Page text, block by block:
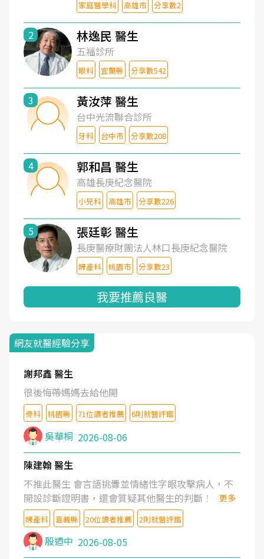
家庭醫學科 高雄市 分享數2
2 林逸民 醫生
五福診所
眼科 宜蘭縣 分享數542
3 黃汝萍 醫生
台中光流聯合診所
牙科 台中市 分享數208
4 郭和昌 醫生
高雄長庚紀念醫院
小兒科 高雄市 分享數226
5 張廷彰 醫生
長庚醫療財團法人林口長庚紀念醫院
婦產科 桃園市 分享數23
我要推薦良醫
網友就醫經驗分享
謝邦鑫 醫生
很後悔帶媽媽去給他開
骨科 桃園縣 71位讀者推薦 6則就醫評鑑
吳華桐 2026-08-06
陳建翰 醫生
不推此醫生 會言語挑釁並情緒性字眼攻擊病人，不
開設診斷證明書，還會質疑其他醫生的判斷！
更多
婦產科 嘉義縣 20位讀者推薦 2則就醫評鑑
殷迺中 2026-08-05